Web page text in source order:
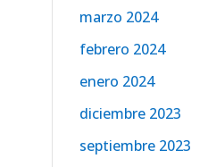
marzo 2024
febrero 2024
enero 2024
diciembre 2023
septiembre 2023